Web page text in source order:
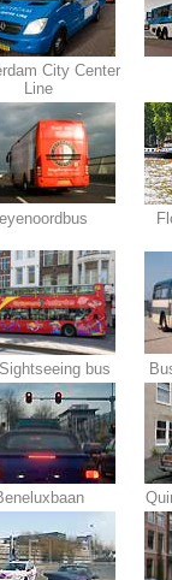
City Center
Line
bus